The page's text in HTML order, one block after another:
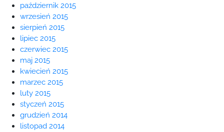
październik 2015
wrzesień 2015
sierpień 2015
lipiec 2015
czerwiec 2015
maj 2015
kwiecień 2015
marzec 2015
luty 2015
styczeń 2015
grudzień 2014
listopad 2014